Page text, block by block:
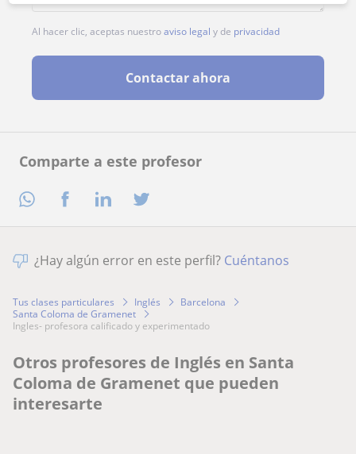
Comparte a este profesor
Al hacer clic, aceptas nuestroaviso legal y de privacidad
Contactar ahora
¿Hay algún error en este perfil? Cuéntanos
Tus clases particulares Inglés
Barcelona
Santa Coloma de Gramenet
ingles- profesora calificado y experimentado
Otros profesores de Inglés en Santa
Coloma de Gramenet que pueden
interesarte